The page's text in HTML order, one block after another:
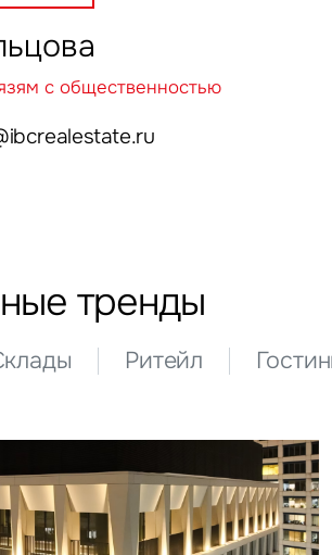
с общественностью
тренды
Ритейл